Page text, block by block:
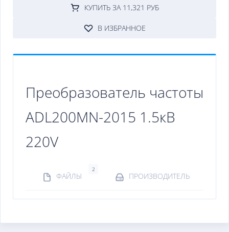
КУПИТЬ ЗА 11,321 РУБ
В ИЗБРАННОЕ
Преобразователь частоты
ADL200MN-2015 1.5кВ
220V
ФАЙЛЫ
2
ПРОИЗВОДИТЕЛЬ